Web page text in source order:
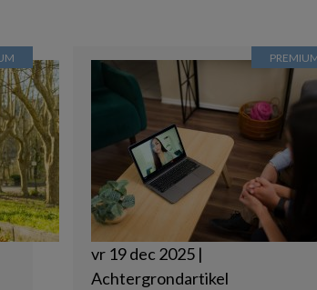
vr 19 dec 2025 |
Achtergrondartikel